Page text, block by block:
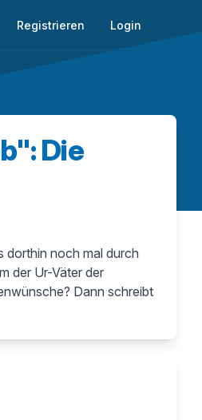
Registrieren Login
Die
dorthin noch mal durch
der Ur-Väter der
Dann schreibt